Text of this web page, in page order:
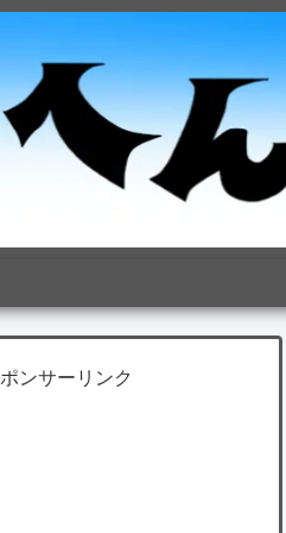
ンサーリンク